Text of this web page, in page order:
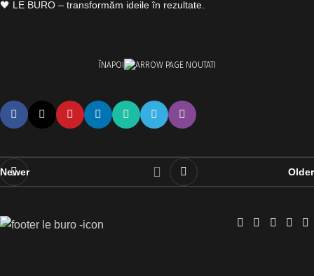
🖤 LE BURO – transformăm ideile în rezultate.
ÎNAPOI
Newer Older